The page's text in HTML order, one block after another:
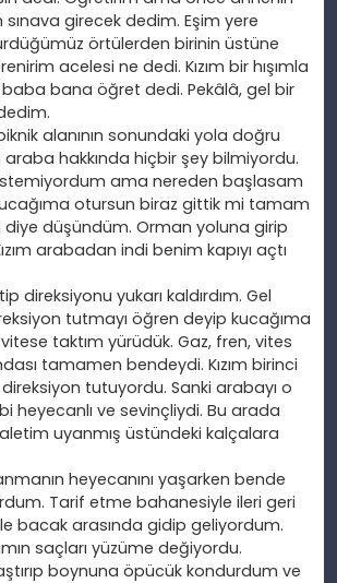
sınava girecek dedim. Eşim yere
örtülerden birinin üstüne
acelesi ne dedi. Kızım bir hışımla
baba bana öğret dedi. Pekâlâ, gel bir
alanının sonundaki yola doğru
araba hakkında hiçbir şey bilmiyordu.
istemiyordum ama nereden başlasam
otursun biraz gittik mi tamam
diye düşündüm. Orman yoluna girip
arabadan indi benim kapıyı açtı
direksiyonu yukarı kaldırdım. Gel
tutmayı öğren deyip kucağıma
taktım yürüdük. Gaz, fren, vites
tamamen bendeydi. Kızım birinci
tutuyordu. Sanki arabayı o
heyecanlı ve sevinçliydi. Bu arada
aletim uyanmış üstündeki kalçalara
heyecanını yaşarken bende
Tarif etme bahanesiyle ileri geri
bacak arasında gidip geliyordum.
saçları yüzüme değiyordu.
boynuna öpücük kondurdum ve